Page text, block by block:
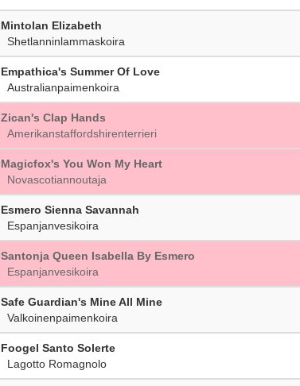
Mintolan Elizabeth
Shetlanninlammaskoira
Empathica's Summer Of Love
Australianpaimenkoira
Zican's Clap Hands
Amerikanstaffordshirenterrieri
Magicfox's You Won My Heart
Novascotiannoutaja
Esmero Sienna Savannah
Espanjanvesikoira
Santonja Queen Isabella By Esmero
Espanjanvesikoira
Safe Guardian's Mine All Mine
Valkoinenpaimenkoira
Foogel Santo Solerte
Lagotto Romagnolo